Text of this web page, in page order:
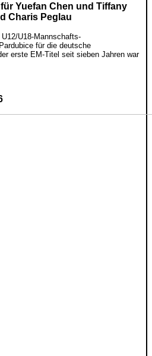
Yuefan Chen und Tiffany
Charis Peglau
U18-Mannschafts-
für die deutsche
erste EM-Titel seit sieben Jahren war